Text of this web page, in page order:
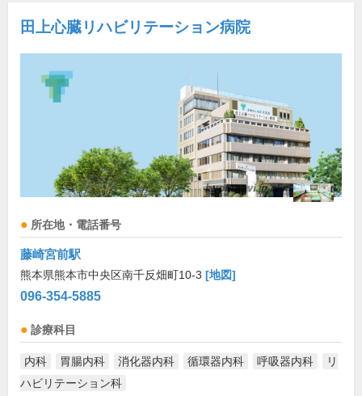
田上心臓リハビリテーション病院
所在地・電話番号
藤崎宮前駅
熊本県熊本市中央区南千反畑町10-3 [地図]
096-354-5885
診療科目
内科 胃腸内科 消化器内科 循環器内科 呼吸器内科
リ
ハビリテーション科